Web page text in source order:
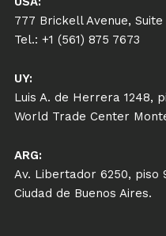
777 Brickell Avenue,
Tel.: +1 (561) 875 7673
UY:
Luis A. de Herrera 1248,
World Trade Center
ARG:
Av. Libertador 6250, piso
Ciudad de Buenos Aires.